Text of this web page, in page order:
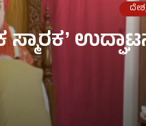
ಸ್ಮಾರಕʼ